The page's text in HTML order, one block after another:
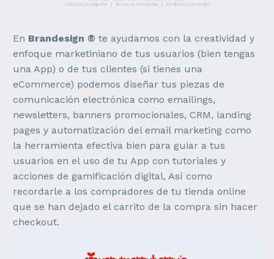
En Brandesign ® te ayudamos con la creatividad y
enfoque marketiniano de tus usuarios (bien tengas
una App) o de tus clientes (si tienes una
eCommerce) podemos diseñar tus piezas de
comunicación electrónica como emailings,
newsletters, banners promocionales, CRM, landing
pages y automatización del email marketing como
la herramienta efectiva bien para guiar a tus
usuarios en el uso de tu App con tutoriales y
acciones de gamificación digital, Así como
recordarle a los compradores de tu tienda online
que se han dejado el carrito de la compra sin hacer
checkout.